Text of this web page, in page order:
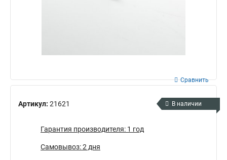
Артикул: 21621
Сравнить
В наличии
Гарантия производителя: 1 год
Самовывоз: 2 дня